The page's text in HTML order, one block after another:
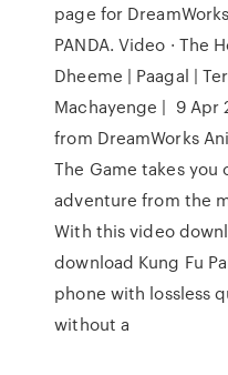
page for
PANDA. Video · The
Dheeme | Paagal |
Machayenge | 9 Apr
from DreamWorks
The Game takes
adventure from the
With this video
download Kung Fu
phone with lossless
without a